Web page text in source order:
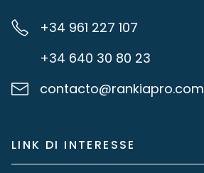
+34 961 227 107
+34 640 30 80 23
contacto@rankiapro.com
LINK DI INTERESSE